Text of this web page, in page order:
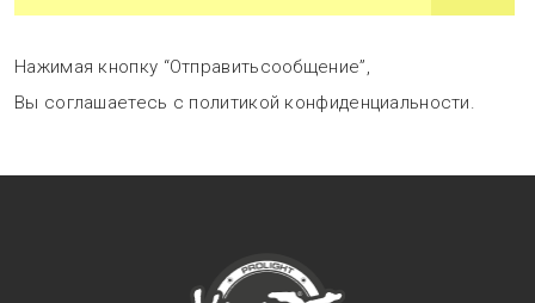
Нажимая кнопку “Отправитьсообщение”,
Вы соглашаетесь с политикой конфиденциальности.